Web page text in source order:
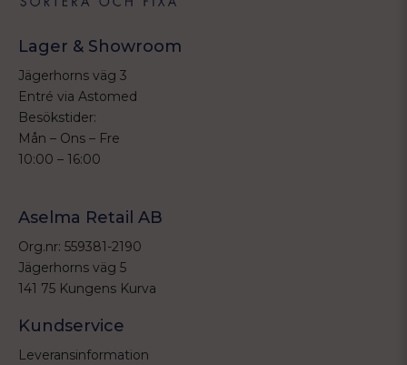
Lager & Showroom
Jägerhorns väg 3
Entré via Astomed
Besökstider:
Mån – Ons – Fre
10:00 – 16:00
Aselma Retail AB
Org.nr: 559381-2190
Jägerhorns väg 5
141 75 Kungens Kurva
Kundservice
Leveransinformation